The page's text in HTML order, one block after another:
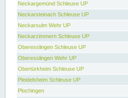
Neckargemünd Schleuse UP
Neckarsteinach Schleuse UP
Neckarsulm Wehr UP
Neckarzimmern Schleuse UP
Oberesslingen Schleuse UP
Oberesslingen Wehr UP
Obertürkheim Schleuse UP
Pleidelsheim Schleuse UP
Plochingen